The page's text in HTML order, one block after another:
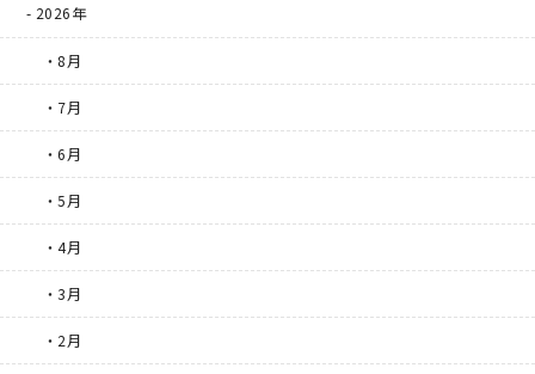
2026年
・8月
・7月
・6月
・5月
・4月
・3月
・2月